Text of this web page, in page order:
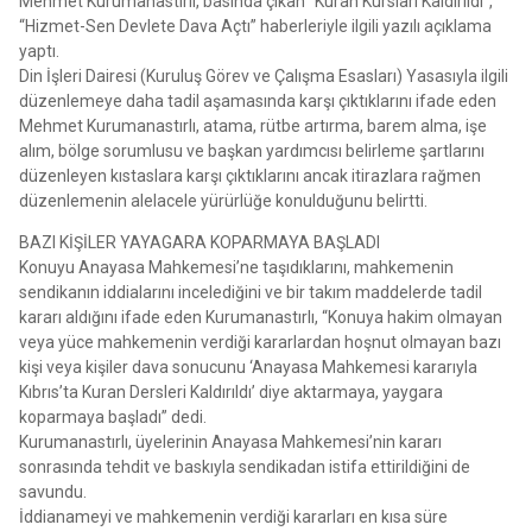
“Hizmet-Sen Devlete Dava Açtı” haberleriyle ilgili yazılı açıklama
yaptı.
Din İşleri Dairesi (Kuruluş Görev ve Çalışma Esasları) Yasasıyla ilgili
düzenlemeye daha tadil aşamasında karşı çıktıklarını ifade eden
Mehmet Kurumanastırlı, atama, rütbe artırma, barem alma, işe
alım, bölge sorumlusu ve başkan yardımcısı belirleme şartlarını
düzenleyen kıstaslara karşı çıktıklarını ancak itirazlara rağmen
düzenlemenin alelacele yürürlüğe konulduğunu belirtti.
BAZI KİŞİLER YAYAGARA KOPARMAYA BAŞLADI
Konuyu Anayasa Mahkemesi’ne taşıdıklarını, mahkemenin
sendikanın iddialarını incelediğini ve bir takım maddelerde tadil
kararı aldığını ifade eden Kurumanastırlı, “Konuya hakim olmayan
veya yüce mahkemenin verdiği kararlardan hoşnut olmayan bazı
kişi veya kişiler dava sonucunu ‘Anayasa Mahkemesi kararıyla
Kıbrıs’ta Kuran Dersleri Kaldırıldı’ diye aktarmaya, yaygara
koparmaya başladı” dedi.
Kurumanastırlı, üyelerinin Anayasa Mahkemesi’nin kararı
sonrasında tehdit ve baskıyla sendikadan istifa ettirildiğini de
savundu.
İddianameyi ve mahkemenin verdiği kararları en kısa süre